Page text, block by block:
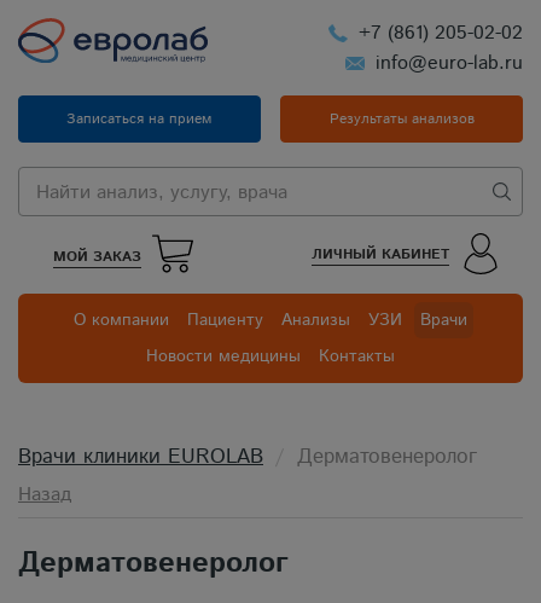
+7 (861) 205-02-02
info@euro-lab.ru
Записаться на прием Результаты анализов
МОЙ ЗАКАЗ ЛИЧНЫЙ КАБИНЕТ
О компании Пациенту Анализы УЗИ
Врачи
Новости медицины
Контакты
Врачи клиники EUROLAB Дерматовенеролог
Назад
Дерматовенеролог